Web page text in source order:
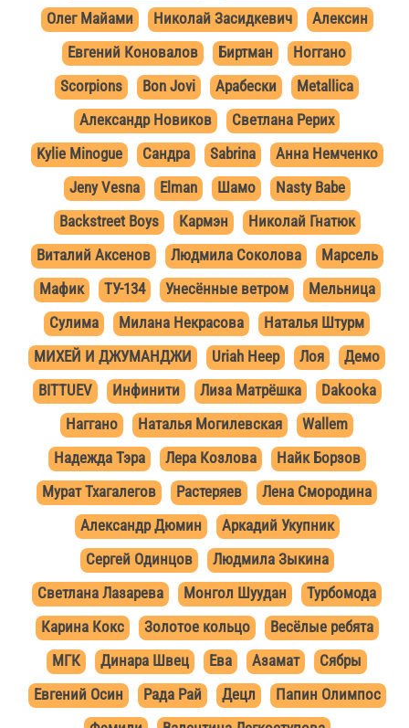
Олег Майами
Николай Засидкевич
Алексин
Евгений Коновалов
Биртман
Ноггано
Scorpions
Bon Jovi Арабески
Metallica
Александр Новиков
Светлана Рерих
Kylie Minogue
Сандра Sabrina
Анна Немченко
Jeny Vesna
Elman Шамо
Nasty Babe
Backstreet Boys
Кармэн
Николай Гнатюк
Виталий Аксенов
Людмила Соколова
Марсель
Мафик
ТУ-134 Унесённые ветром
Мельница
Сулима
Милана Некрасова
Наталья Штурм
МИХЕЙ И ДЖУМАНДЖИ
Uriah Heep Лоя
Демо
BITTUEV
Инфинити Лиза Матрёшка
Dakooka
Наггано
Наталья Могилевская
Wallem
Надежда Тэра
Лера Козлова
Найк Борзов
Мурат Тхагалегов
Растеряев
Лена Смородина
Александр Дюмин
Аркадий Укупник
Сергей Одинцов
Людмила Зыкина
Светлана Лазарева
Монгол Шуудан
Турбомода
Карина Кокс
Золотое кольцо
Весёлые ребята
МГК
Динара Швец Ева Азамат
Сябры
Евгений Осин
Рада Рай Децл
Папин Олимпос